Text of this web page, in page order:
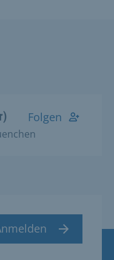
Folgen